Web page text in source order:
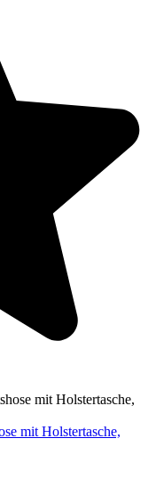
mit Holstertasche,